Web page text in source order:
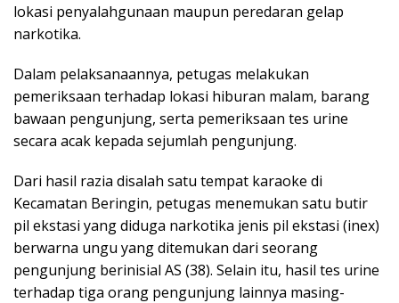
lokasi penyalahgunaan maupun peredaran gelap
narkotika.
Dalam pelaksanaannya, petugas melakukan
pemeriksaan terhadap lokasi hiburan malam, barang
bawaan pengunjung, serta pemeriksaan tes urine
secara acak kepada sejumlah pengunjung.
Dari hasil razia disalah satu tempat karaoke di
Kecamatan Beringin, petugas menemukan satu butir
pil ekstasi yang diduga narkotika jenis pil ekstasi (inex)
berwarna ungu yang ditemukan dari seorang
pengunjung berinisial AS (38). Selain itu, hasil tes urine
terhadap tiga orang pengunjung lainnya masing-